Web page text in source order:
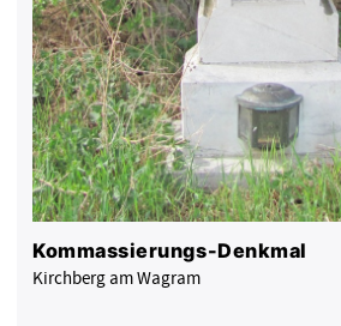
Kommassierungs-Denkmal
Kirchberg am Wagram